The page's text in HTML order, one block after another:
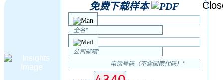
免费下载样本